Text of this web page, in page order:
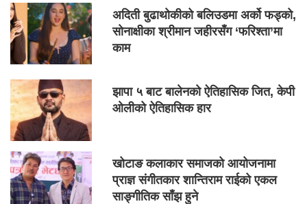
अदिती बुढाथोकीको बलिउडमा अर्को फड्को,
सोनाक्षीका श्रीमान जहीरसँग ‘फरिश्ता’मा
काम
झापा ५ बाट बालेनको ऐतिहासिक जित, केपी
ओलीको ऐतिहासिक हार
खोटाङ कलाकार समाजको आयोजनामा
प्राज्ञ संगीतकार शान्तिराम राईको एकल
साङ्गीतिक साँझ हुने